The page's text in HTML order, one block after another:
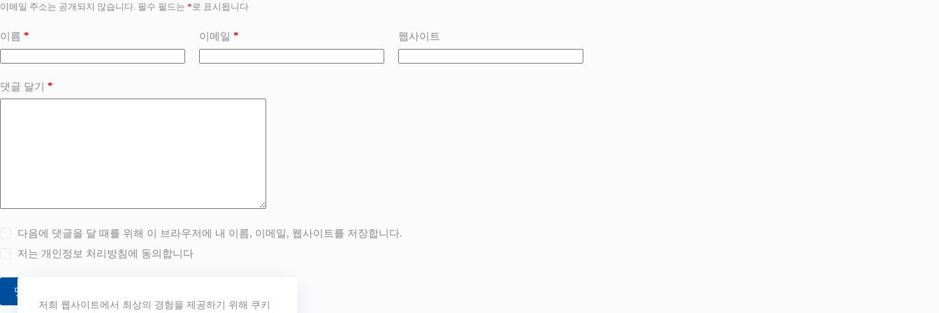
저희 웹사이트에서 최상의 경험을 제공하기 위해 쿠키
이메일 주소는 공개되지 않습니다. 필수 필드는 *로 표시됩니다
이름 * 이메일 * 웹사이트
댓글 달기 *
다음에 댓글을 달 때를 위해 이 브라우저에 내 이름, 이메일, 웹사이트를 저장합니다.
저는 개인정보 처리방침에 동의합니다
댓글 달기